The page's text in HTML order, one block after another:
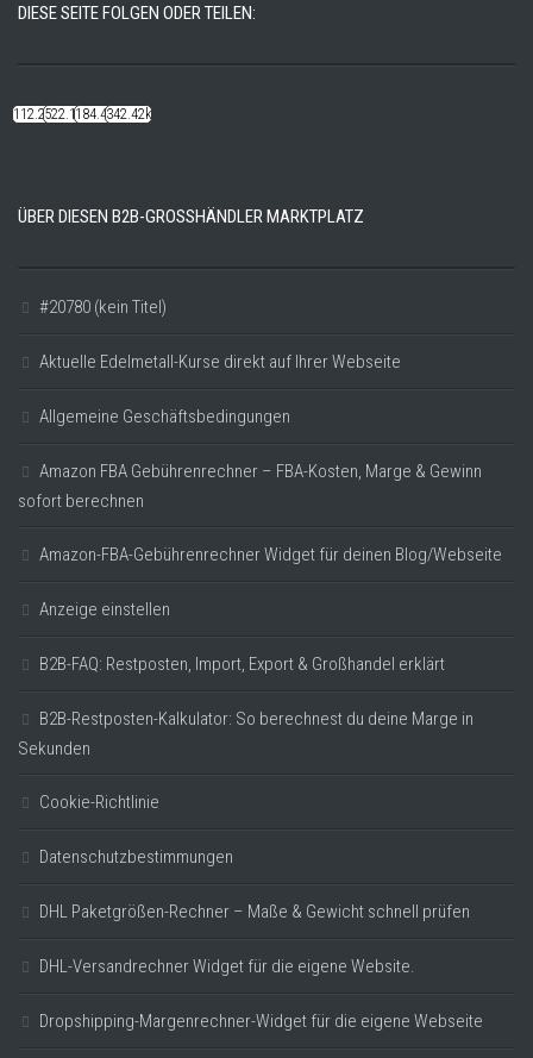
DIESE SEITE FOLGEN ODER TEILEN:
112.22k522.14k184.48k342.42k
ÜBER DIESEN B2B-GROSSHÄNDLER MARKTPLATZ
#20780 (kein Titel)
Aktuelle Edelmetall-Kurse direkt auf Ihrer Webseite
Allgemeine Geschäftsbedingungen
Amazon FBA Gebührenrechner – FBA-Kosten, Marge & Gewinn
sofort berechnen
Amazon-FBA-Gebührenrechner Widget für deinen Blog/Webseite
Anzeige einstellen
B2B-FAQ: Restposten, Import, Export & Großhandel erklärt
B2B-Restposten-Kalkulator: So berechnest du deine Marge in
Sekunden
Cookie-Richtlinie
Datenschutzbestimmungen
DHL Paketgrößen-Rechner – Maße & Gewicht schnell prüfen
DHL-Versandrechner Widget für die eigene Website.
Dropshipping-Margenrechner-Widget für die eigene Webseite